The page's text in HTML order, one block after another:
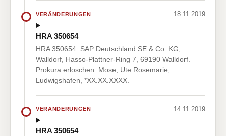
VERÄNDERUNGEN 18.11.2019
HRA 350654
HRA 350654: SAP Deutschland SE & Co. KG,
Walldorf, Hasso-Plattner-Ring 7, 69190 Walldorf.
Prokura erloschen: Mose, Ute Rosemarie,
Ludwigshafen, *XX.XX.XXXX.
VERÄNDERUNGEN 14.11.2019
HRA 350654